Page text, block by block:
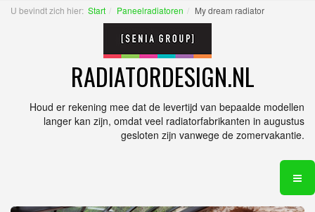
U bevindt zich hier: Start Paneelradiatoren My dream radiator
RADIATORDESIGN.NL
Houd er rekening mee dat de levertijd van bepaalde modellen
langer kan zijn, omdat veel radiatorfabrikanten in augustus
gesloten zijn vanwege de zomervakantie.